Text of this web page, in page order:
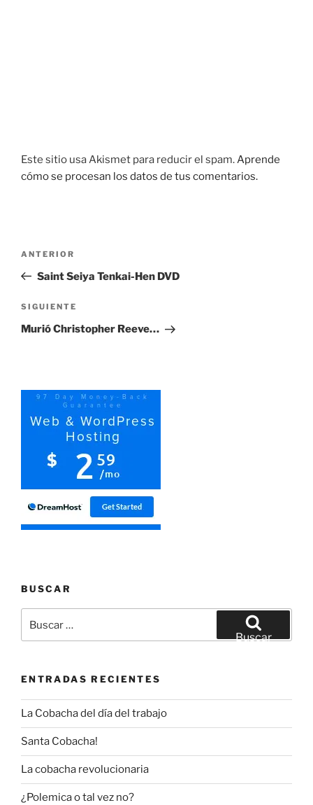
Este sitio usa Akismet para reducir el spam.Aprende
cómo se procesan los datos de tus comentarios.
entradas
Entrada
anterior:
ANTERIOR
Saint Seiya Tenkai-Hen DVD
Siguiente
entrada
SIGUIENTE
Murió Christopher Reeve…
BUSCAR
por:
Buscar
ENTRADAS RECIENTES
La Cobacha del día del trabajo
Santa Cobacha!
La cobacha revolucionaria
¿Polemica o tal vez no?